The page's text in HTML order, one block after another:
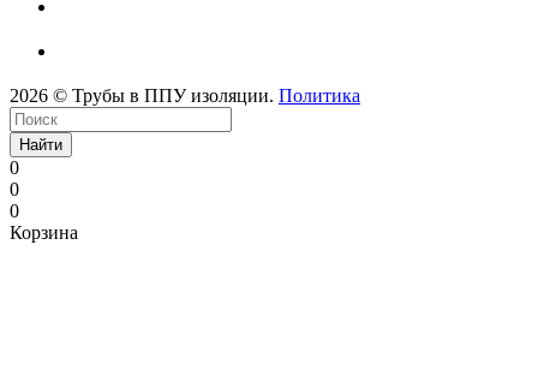
2026 © Трубы в ППУ изоляции. Политика
Найти
0
0
0
Корзина